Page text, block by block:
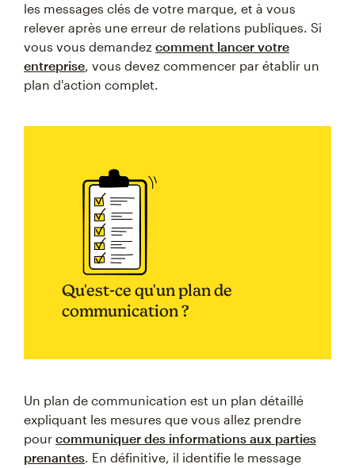
les messages clés de votre marque, et à vous
relever après une erreur de relations publiques. Si
vous vous demandez comment lancer votre
entreprise, vous devez commencer par établir un
plan d'action complet.
Qu'est-ce qu'un plan de
communication ?
Un plan de communication est un plan détaillé
expliquant les mesures que vous allez prendre
pour communiquer des informations aux parties
prenantes. En définitive, il identifie le message